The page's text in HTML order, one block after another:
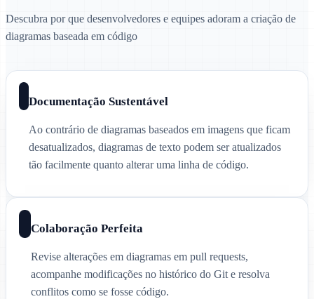
Descubra por que desenvolvedores e equipes adoram a criação de
diagramas baseada em código
Documentação Sustentável
Ao contrário de diagramas baseados em imagens que ficam
desatualizados, diagramas de texto podem ser atualizados
tão facilmente quanto alterar uma linha de código.
Colaboração Perfeita
Revise alterações em diagramas em pull requests,
acompanhe modificações no histórico do Git e resolva
conflitos como se fosse código.